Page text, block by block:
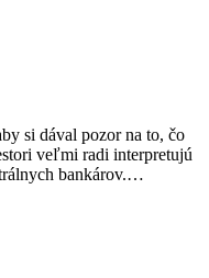
si dával pozor na to, čo
veľmi radi interpretujú
bankárov.…